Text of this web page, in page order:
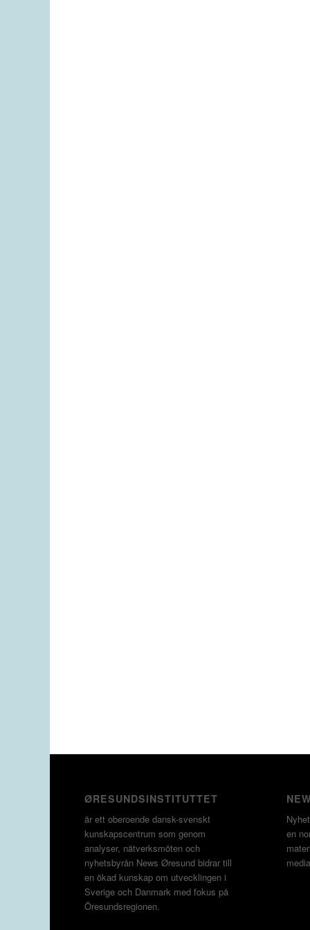
ØRESUNDSINSTITUTTET
är ett oberoende dansk-svenskt
kunskapscentrum som genom
analyser, nätverksmöten och
nyhetsbyrån News Øresund bidrar till
en ökad kunskap om utvecklingen i
Sverige och Danmark med fokus på
Öresundsregionen.
en